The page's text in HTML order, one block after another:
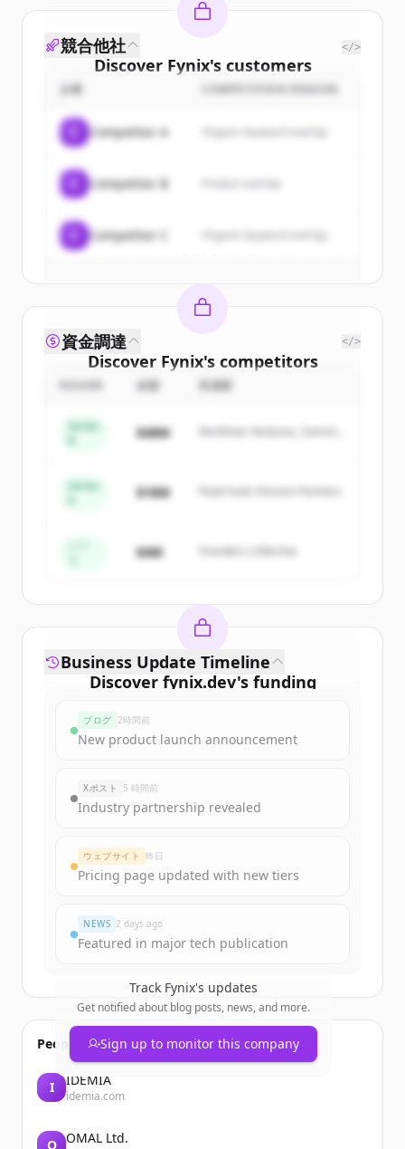
Discover Fynix's customers
Sign up for free to view allcustomers
New accounts include trial credits to
すでにアカウントをお持ちですか？
競合他社 </>
企業 COMPETITION REASON
Competitor A Organic keyword overlap
Competitor B
Competitor C Organic keyword overlap
Discover Fynix's competitors
Sign up for free to view all
New accounts include trial credits to
Create Free Account
すでにアカウントをお持ちですか？サインイン
資金調達 </>
金額 投資家
Series
$48M
Northstar Ventures, Summit
Series
$18M Peak Fund, Horizon Partners
$4M Founders Collective
Discover fynix.dev's funding
Sign up for free to view allfunding
New accounts include trial credits to
get started.
Create Free Account
Business Update Timeline
ブログ 2時間前
New product launch announcement
Xポスト 5 時間前
Industry partnership revealed
ウェブサイト 昨日
Pricing page updated with new tiers
NEWS 2 days ago
Featured in major tech publication
Track Fynix's updates
Get notified about blog posts, news, and more.
Sign up to monitor this company
People also viewed
I IDEMIA
idemia.com
O OMAL Ltd.